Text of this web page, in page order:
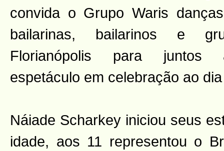
convida o Grupo Waris
bailarinas, bailarinos e
Florianópolis para juntos
espetáculo em celebração ao
Náiade Scharkey iniciou seus
idade, aos 11 representou o